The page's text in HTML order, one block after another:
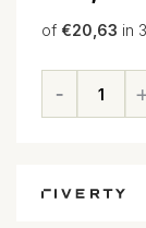
of €20,63 in